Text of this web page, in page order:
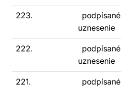
223.
podpísané
uznesenie
222.
podpísané
uznesenie
221.
podpísané